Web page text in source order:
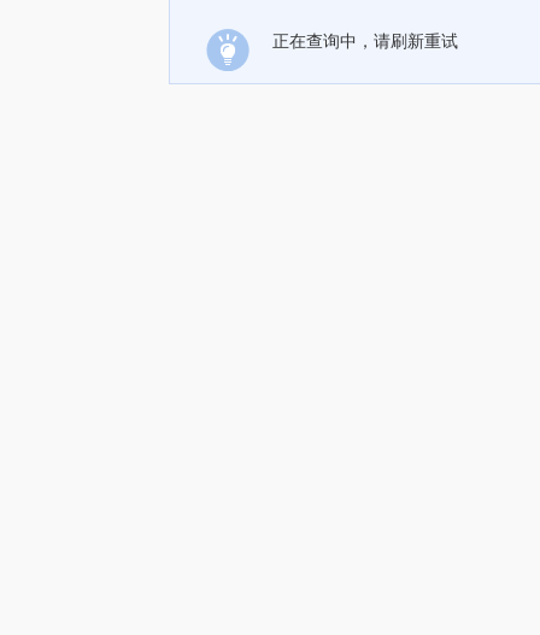
正在查询中，请刷新重试